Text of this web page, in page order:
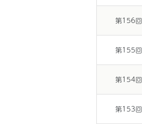
第156回
第155回
第154回
第153回